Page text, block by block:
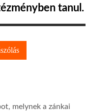
tanul.
melynek a zánkai